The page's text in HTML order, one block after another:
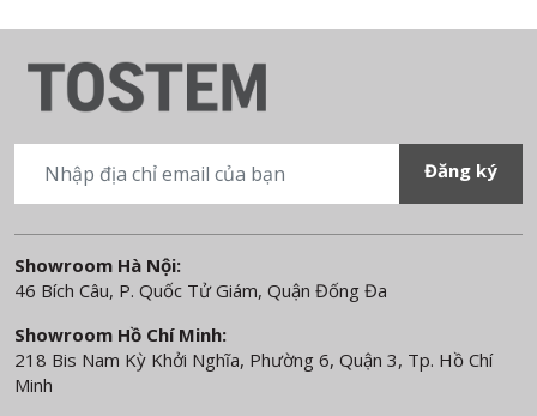
Showroom Hà Nội:
46 Bích Câu, P. Quốc Tử Giám, Quận Đống Đa
Showroom Hồ Chí Minh:
218 Bis Nam Kỳ Khởi Nghĩa, Phường 6, Quận 3, Tp. Hồ Chí
Minh